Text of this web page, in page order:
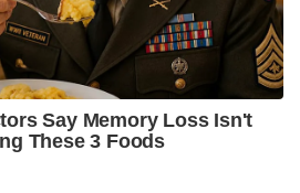
കിം
വിദേശ നേതാക്കൾക്ക്
status/1906066537368445